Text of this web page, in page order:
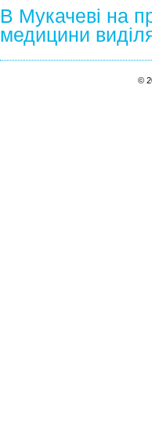
В Мукачеві на
медицини
©